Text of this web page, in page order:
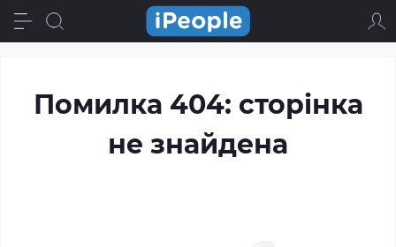
Помилка 404: сторінка
не знайдена